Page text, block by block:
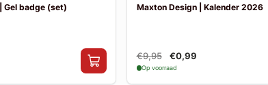
Gel badge (set) Maxton Design | Kalender 2026
€9,95 €0,99
Op voorraad